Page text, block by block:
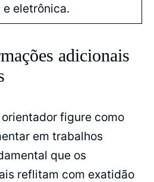
e eletrônica.
adicionais
figure como
em trabalhos
que os
reflitam com exatidão